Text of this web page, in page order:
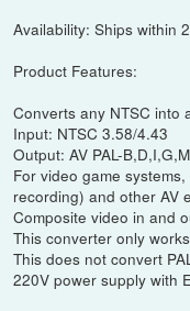
Availability: Ships within
Product Features:
Converts any NTSC into
Input: NTSC 3.58/4.43
Output: AV PAL-
For video game
recording) and other AV
Composite video in and
This converter only
This does not convert
220V power supply with